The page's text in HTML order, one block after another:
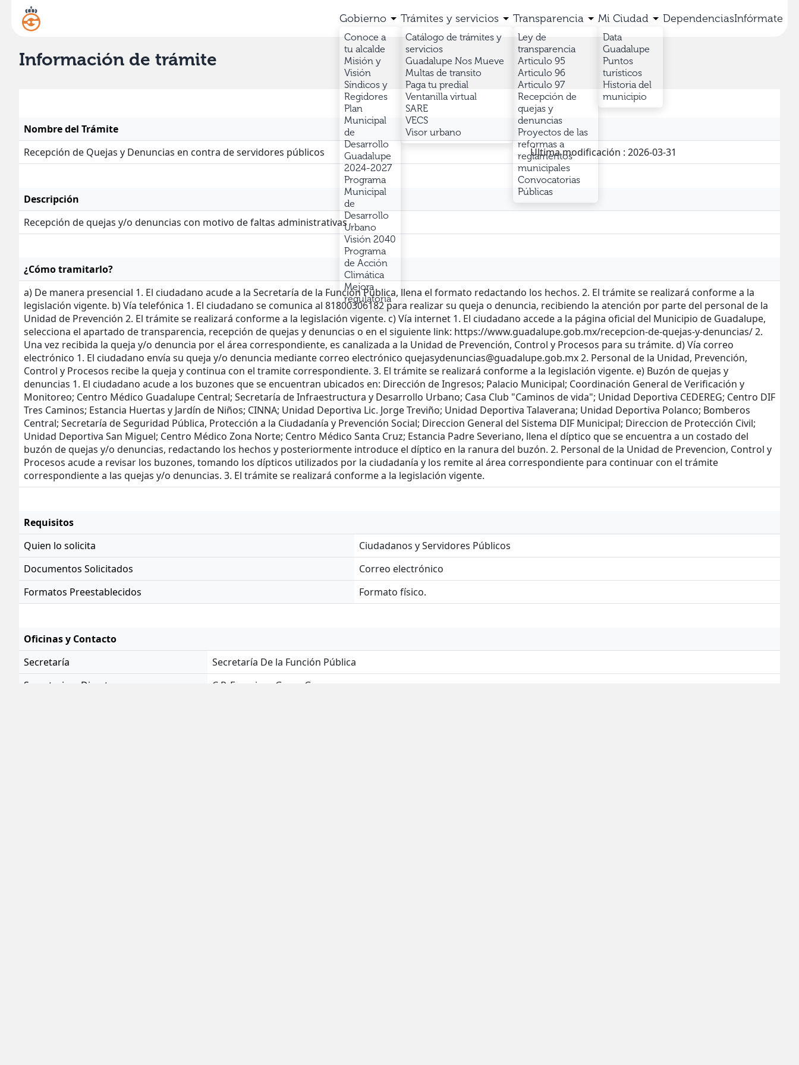
Gobierno
Conoce a
tu alcalde
Misión y
Visión
Síndicos y
Regidores
Plan
Municipal
de
Desarrollo
Guadalupe
2024-2027
Programa
Municipal
de
Desarrollo
Urbano
Visión 2040
Programa
de Acción
Climática
Mejora
regulatoria
Trámites y servicios
Catálogo de trámites y
servicios
Guadalupe Nos Mueve
Multas de transito
Paga tu predial
Ventanilla virtual
SARE
VECS
Visor urbano
Transparencia
Ley de
transparencia
Articulo 95
Articulo 96
Articulo 97
Recepción de
quejas y
denuncias
Proyectos de las
reformas a
reglamentos
municipales
Convocatorias
Públicas
Mi Ciudad
Data
Guadalupe
Puntos
turísticos
Historia del
municipio
DependenciasInfórmate
Información de trámite